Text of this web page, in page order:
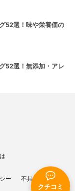
クチコミ
52選！味や栄養価の
52選！無添加・アレ
ー 不具合報告